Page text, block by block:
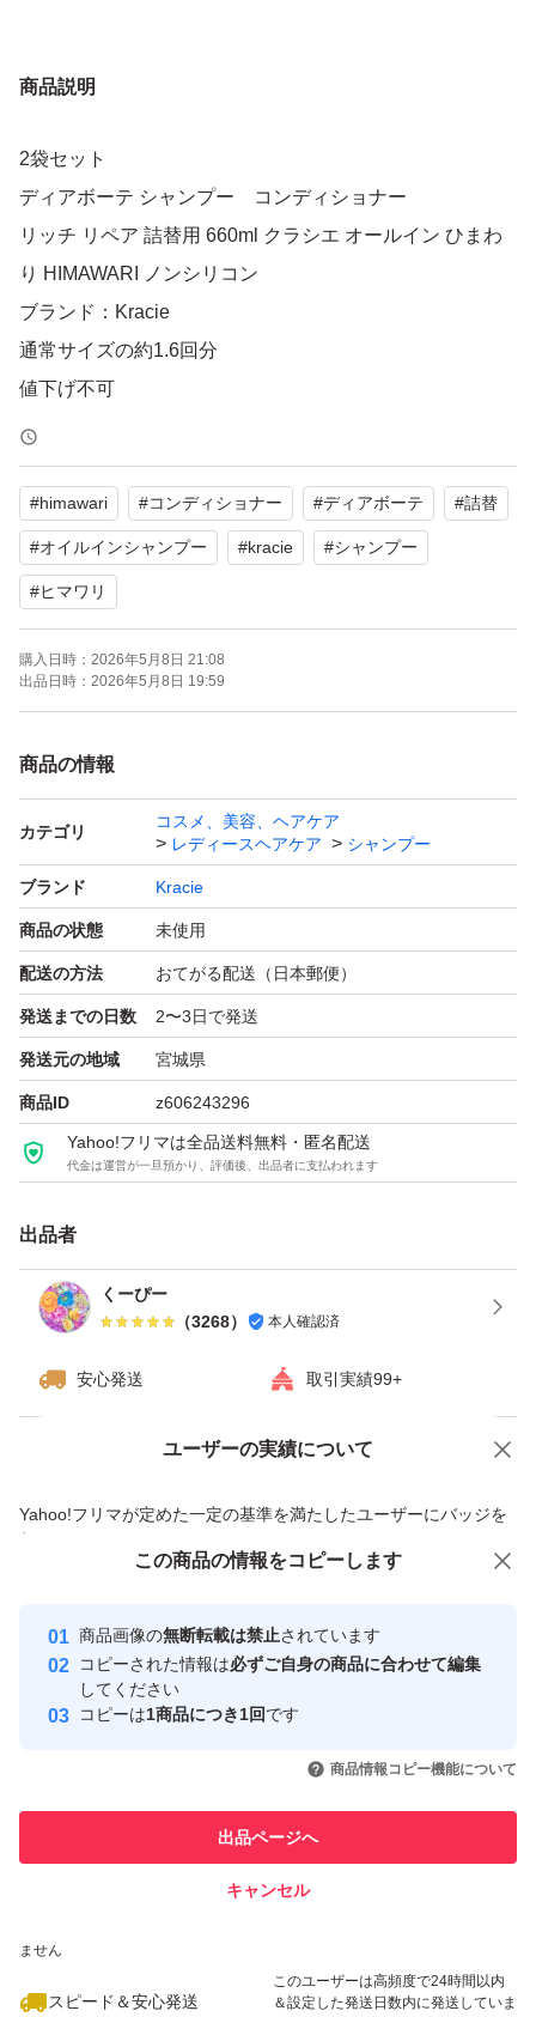
商品説明
2袋セット
ディアボーテ シャンプー コンディショナー
リッチ リペア 詰替用 660ml クラシエ オールイン ひまわ
り HIMAWARI ノンシリコン
ブランド：Kracie
通常サイズの約1.6回分
値下げ不可
#himawari #コンディショナー #ディアボーテ #詰替
#オイルインシャンプー #kracie #シャンプー
#ヒマワリ
購入日時： 2026年5月8日 21:08
出品日時： 2026年5月8日 19:59
商品の情報
カテゴリ
コスメ、美容、ヘアケア
レディースヘアケア
シャンプー
ブランド Kracie
商品の状態 未使用
配送の方法 おてがる配送（日本郵便）
発送までの日数 2〜3日で発送
発送元の地域 宮城県
商品ID z606243296
Yahoo!フリマは全品送料無料・匿名配送
代金は運営が一旦預かり、評価後、出品者に支払われます
出品者
くーぴー
（3268） 本人確認済
安心発送 取引実績99+
ユーザーの実績について
Yahoo!フリマが定めた一定の基準を満たしたユーザーにバッジを
付与しています
安心取引出品者
心・安全なユーザーです
取引実績
引を完了させた実績があります
での取引実績があります
ません
スピード＆安心発送
このユーザーは高頻度で24時間以内
＆設定した発送日数内に発送していま
価格の相談 商品への質問
この商品の情報をコピーします
商品画像の無断転載は禁止されています
コピーされた情報は必ずご自身の商品に合わせて編集
してください
コピーは1商品につき1回です
商品情報コピー機能について
出品ページへ
キャンセル
この商品をみている人にオススメ